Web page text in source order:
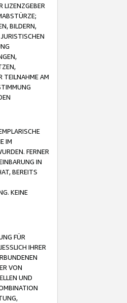
LIZENZGEBER
BILDERN,
TEILNAHME AM
IM
FERNER
IN
BEREITS
KEINE
FÜR
IHRER
VON
UND